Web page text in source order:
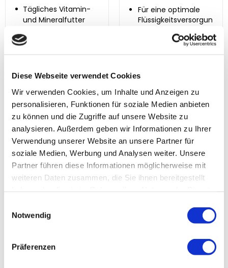
Diese Webseite verwendet Cookies
Wir verwenden Cookies, um Inhalte und Anzeigen zu
personalisieren, Funktionen für soziale Medien anbieten
zu können und die Zugriffe auf unsere Website zu
analysieren. Außerdem geben wir Informationen zu Ihrer
Verwendung unserer Website an unsere Partner für
soziale Medien, Werbung und Analysen weiter. Unsere
Partner führen diese Informationen möglicherweise mit
weiteren Daten zusammen, die Sie ihnen bereitgestellt
Notwendig
Präferenzen
Tägliches Vitamin-
und Mineralfutter
Kraftfutter
67,78
Kilogramm)
Auf Vorrat
Zum Einkaufskorb
Vergleichen
Jetzt anschauen
Für eine optimale
Flüssigkeitsversorgung
oder nach
Auf Vorrat
Zum Einkaufskorb